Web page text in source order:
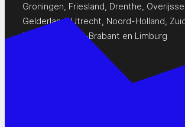
Groningen, Friesland, Drenthe, Overijssel
Gelderland,Utrecht, Noord-Holland,
Zeeland
Noord-Brabant en Limburg